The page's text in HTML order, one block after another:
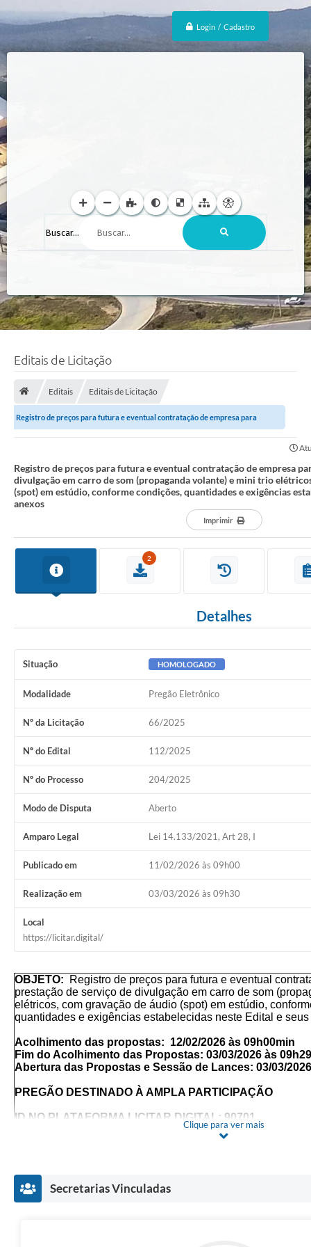
Login / Cadastro
Buscar...
Editais de Licitação
Editais Editais de Licitação
Registro de preços para futura e eventual contratação de empresa para
Registro de preços para futura e eventual contratação de empresa
divulgação em carro de som (propaganda volante) e mini trio
(spot) em estúdio, conforme condições, quantidades e exigências
anexos
Imprimir
2
Detalhes
Situação HOMOLOGADO
Modalidade Pregão Eletrônico
Nº da Licitação 66/2025
Nº do Edital 112/2025
Nº do Processo 204/2025
Modo de Disputa Aberto
Amparo Legal Lei 14.133/2021, Art 28, I
Publicado em 11/02/2026 às 09h00
Realização em 03/03/2026 às 09h30
Local
https://licitar.digital/
OBJETO:
Registro de preços para futura e eventual
prestação de serviço de divulgação em carro de som
elétricos, com gravação de áudio (spot) em estúdio,
quantidades e exigências estabelecidas neste Edital e
Acolhimento das propostas: 12/02/2026 às 09h00min
Fim do Acolhimento das Propostas: 03/03/2026 às
Abertura das Propostas e Sessão de Lances: 03/03/
PREGÃO DESTINADO À AMPLA PARTICIPAÇÃO
ID NO PLATAFORMA LICITAR DIGITAL: 90701
* FAZER LEITURA INTEGRAL DESTE INSTRUMENTO
O encaminhamento das propostas deverá ser efetuado
fixado para o fim do acolhimento das Propostas
Não havendo expediente na data supracitada, a data limite
Clique para ver mais
Secretarias Vinculadas